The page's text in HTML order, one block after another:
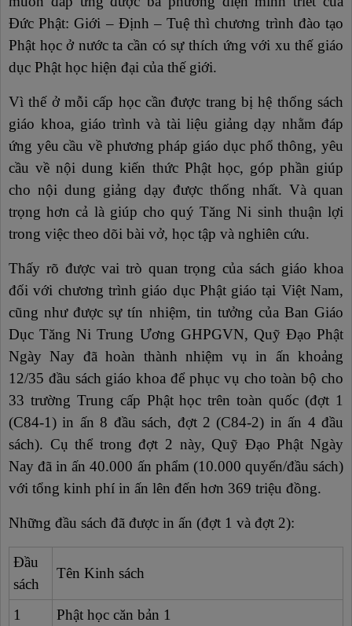
Đức Phật: Giới – Định – Tuệ thì chương trình đào tạo
Phật học ở nước ta cần có sự thích ứng với xu thế giáo
dục Phật học hiện đại của thế giới.
Vì thế ở mỗi cấp học cần được trang bị hệ thống sách
giáo khoa, giáo trình và tài liệu giảng dạy nhằm đáp
ứng yêu cầu về phương pháp giáo dục phổ thông, yêu
cầu về nội dung kiến thức Phật học, góp phần giúp
cho nội dung giảng dạy được thống nhất. Và quan
trọng hơn cả là giúp cho quý Tăng Ni sinh thuận lợi
trong việc theo dõi bài vở, học tập và nghiên cứu.
Thấy rõ được vai trò quan trọng của sách giáo khoa
đối với chương trình giáo dục Phật giáo tại Việt Nam,
cũng như được sự tín nhiệm, tin tưởng của Ban Giáo
Dục Tăng Ni Trung Ương GHPGVN, Quỹ Đạo Phật
Ngày Nay đã hoàn thành nhiệm vụ in ấn khoảng
12/35 đầu sách giáo khoa để phục vụ cho toàn bộ cho
33 trường Trung cấp Phật học trên toàn quốc (đợt 1
(C84-1) in ấn 8 đầu sách, đợt 2 (C84-2) in ấn 4 đầu
sách). Cụ thể trong đợt 2 này, Quỹ Đạo Phật Ngày
Nay đã in ấn 40.000 ấn phẩm (10.000 quyển/đầu sách)
với tổng kinh phí in ấn lên đến hơn 369 triệu đồng.
Những đầu sách đã được in ấn (đợt 1 và đợt 2):
Đầu
sách
Tên Kinh sách
1
Phật học căn bản 1